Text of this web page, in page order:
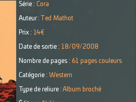
Série : Cora
Auteur : Ted Mathot
Prix : 14€
Date de sortie : 18/09/2008
Nombre de pages : 61 pages couleurs
Catégorie : Western
Type de reliure : Album broché